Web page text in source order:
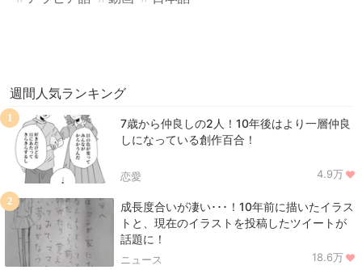
週間人気ランキング
7歳から仲良しの2人！10年後はより一層仲良
しになっている創作百合！
恋愛 4.9万
1
成長度合いが凄い･･･！10年前に描いたイラス
トと、現在のイラストを投稿したツイートが
話題に！
ニュース 18.6万
2